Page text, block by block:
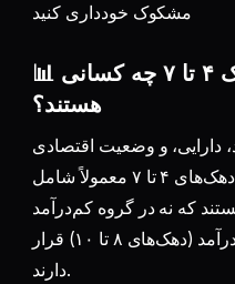
مشکوک خودداری کنید
📊 دهک‌بندی یارانه‌ها: دهک ۴ تا ۷ چه کسانی
هستند؟
دارایی، و وضعیت اقتصادی
خانوارها انجام می‌شود. دهک‌های ۴ تا ۷ معمولاً شامل
که نه در گروه کم‌درآمد
(دهک‌های ۱ تا ۳) و نه در گروه پردرآمد (دهک‌های ۸ تا ۱۰) قرار
دارند.